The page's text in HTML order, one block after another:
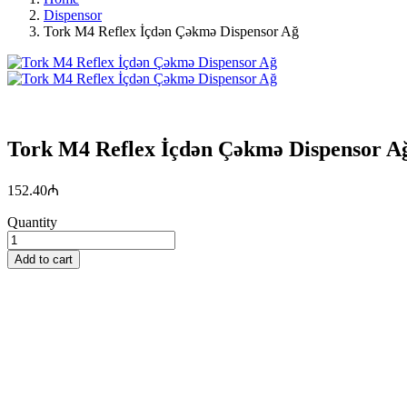
Dispensor
Tork M4 Reflex İçdən Çəkmə Dispensor Ağ
Tork M4 Reflex İçdən Çəkmə Dispensor
152.40₼
Quantity
Add to cart